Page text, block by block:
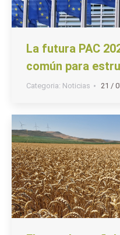
La futura PAC
común para
Categoria: Noticias 21 /